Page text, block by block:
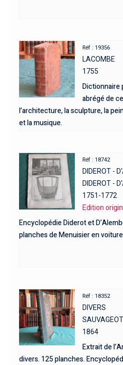
Réf : 19356
LACOMBE
1755
Dictionnaire
abrégé de
l’architecture, la sculpture, la
et la musique.
Réf : 18742
DIDEROT -
DIDEROT -
1751-1772
Edition
Encyclopédie Diderot et
planches de Menuisier en
Réf : 18352
DIVERS
1864
Extrait de
divers. 125 planches.